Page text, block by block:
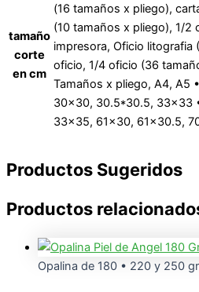
tamaño
corte
en cm
(16 tamaños x pliego),
(10 tamaños x pliego), 1/2
impresora, Oficio litografia
oficio, 1/4 oficio (36
Tamaños x pliego, A4, A5
30×30, 30.5*30.5, 33×33
33×35, 61×30, 61×30.5,
Productos Sugeridos
Productos
Opalina de 180 • 220 y 250